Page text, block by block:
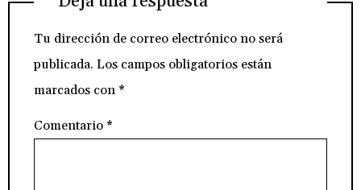
Tu dirección de correo electrónico no será
publicada. Los campos obligatorios están
marcados con *
Comentario *